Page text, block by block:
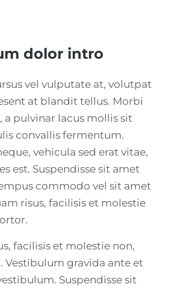
dolor intro
vel vulputate at, volutpat
at blandit tellus. Morbi
a pulvinar lacus mollis sit
convallis fermentum.
vehicula sed erat vitae,
est. Suspendisse sit amet
commodo vel sit amet
risus, facilisis et molestie
facilisis et molestie non,
Vestibulum gravida ante et
Suspendisse sit